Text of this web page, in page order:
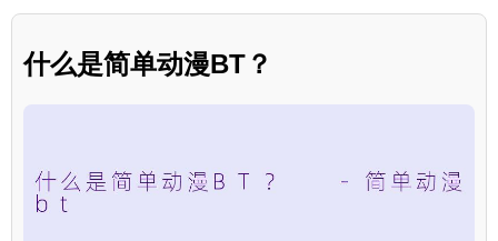
什么是简单动漫BT？